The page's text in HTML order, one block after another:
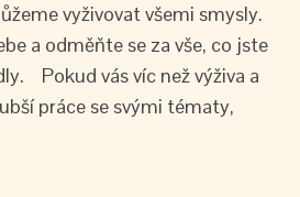
vyživovat všemi smysly.
a odměňte se za vše, co jste
Pokud vás víc než výživa a
práce se svými tématy,